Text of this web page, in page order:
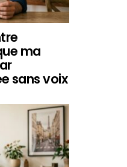
ma
sans voix